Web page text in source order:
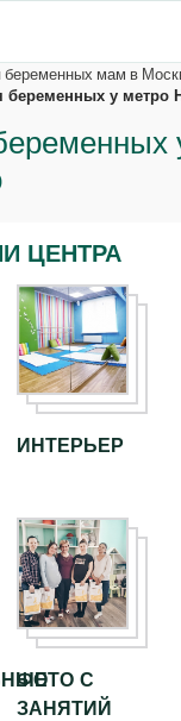
мам в
беременных у метро
ЦЕНТРА
ИНТЕРЬЕР
ФОТО С
ЗАНЯТИЙ